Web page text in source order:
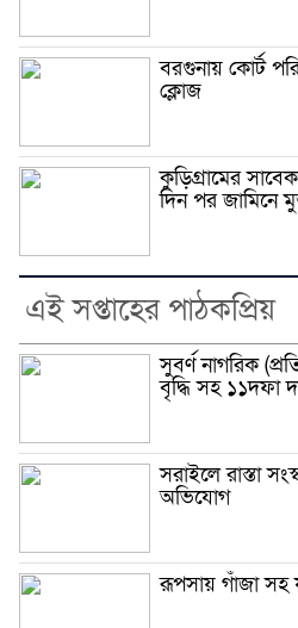
বরগুনায় কোর্ট
ক্লোজ
কুড়িগ্রামের
দিন পর জামিনে
এই সপ্তাহের পাঠকপ্রিয়
সুবর্ণ নাগরিক
বৃদ্ধি সহ ১১দফা
সরাইলে রাস্তা
অভিযোগ
রূপসায় গাঁজা সহ